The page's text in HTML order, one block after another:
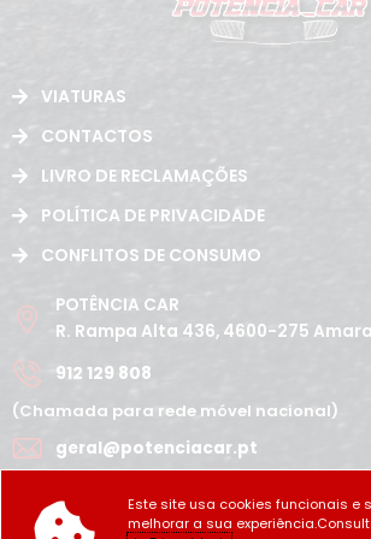
VIATURAS
CONTACTOS
LIVRO DE RECLAMAÇÕES
POLÍTICA DE PRIVACIDADE
CONFLITOS DE CONSUMO
POTÊNCIA CAR
R. Rampa Alta 436, 4600-275
912 129 808
(Chamada para rede móvel nacional)
geral@potenciacar.pt
10:00h - 12:30h | 14h 19:30h
Este site usa cookies funcionais e
melhorar a sua